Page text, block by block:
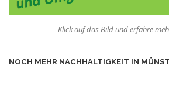
Klick auf das Bild und erfahre
NOCH MEHR NACHHALTIGKEIT IN